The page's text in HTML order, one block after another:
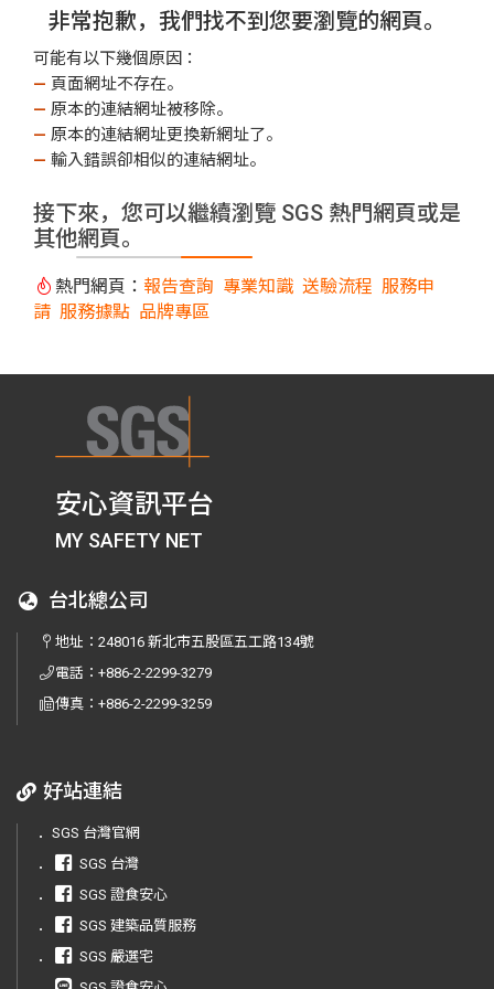
非常抱歉，我們找不到您要瀏覽的網頁。
可能有以下幾個原因：
— 頁面網址不存在。
— 原本的連結網址被移除。
— 原本的連結網址更換新網址了。
— 輸入錯誤卻相似的連結網址。
接下來，您可以繼續瀏覽 SGS 熱門網頁或是
其他網頁。
熱門網頁： 報告查詢 專業知識 送驗流程 服務申
請 服務據點 品牌專區
安心資訊平台
MY SAFETY NET
台北總公司
地址：248016 新北市五股區五工路134號
電話：+886-2-2299-3279
傳真：+886-2-2299-3259
好站連結
． SGS 台灣官網
．
SGS 台灣
．
SGS 證食安心
．
SGS 建築品質服務
．
SGS 嚴選宅